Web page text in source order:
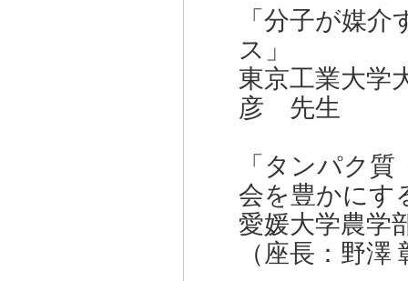
「分子が媒
ス」
東京工業大学
彦 先生 （
「タンパク
会を豊かにす
愛媛大学農
（座長：野澤